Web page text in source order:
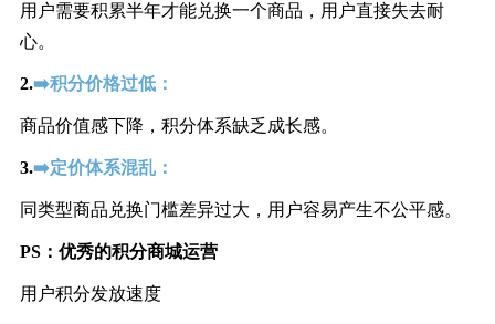
用户需要积累半年才能兑换一个商品，用户直接失去耐
心。
2.➡️积分价格过低：
商品价值感下降，积分体系缺乏成长感。
3.➡️定价体系混乱：
同类型商品兑换门槛差异过大，用户容易产生不公平感。
PS： 优秀的积分商城运营
用户积分发放速度